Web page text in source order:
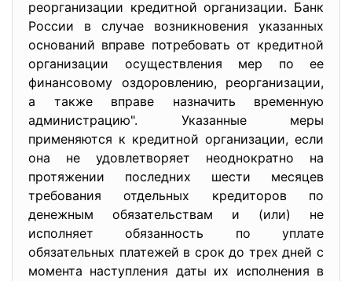
реорганизации кредитной организации. Банк
России в случае возникновения указанных
оснований вправе потребовать от кредитной
организации осуществления мер по ее
финансовому оздоровлению, реорганизации,
а также вправе назначить временную
администрацию". Указанные меры
применяются к кредитной организации, если
она не удовлетворяет неоднократно на
протяжении последних шести месяцев
требования отдельных кредиторов по
денежным обязательствам и (или) не
исполняет обязанность по уплате
обязательных платежей в срок до трех дней с
момента наступления даты их исполнения в